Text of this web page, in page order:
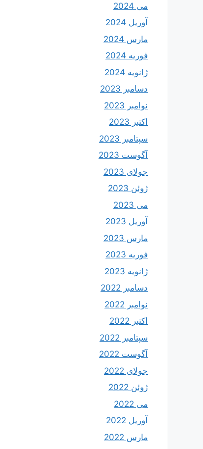
می 2024
آوریل 2024
مارس 2024
فوریه 2024
ژانویه 2024
دسامبر 2023
نوامبر 2023
اکتبر 2023
سپتامبر 2023
آگوست 2023
جولای 2023
ژوئن 2023
می 2023
آوریل 2023
مارس 2023
فوریه 2023
ژانویه 2023
دسامبر 2022
نوامبر 2022
اکتبر 2022
سپتامبر 2022
آگوست 2022
جولای 2022
ژوئن 2022
می 2022
آوریل 2022
مارس 2022